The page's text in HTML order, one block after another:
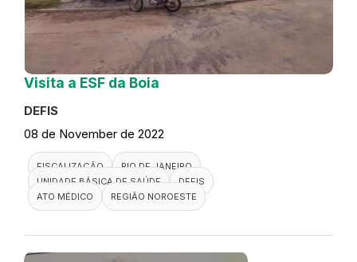
Visita a ESF da Boia
DEFIS
08 de November de 2022
FISCALIZAÇÃO
RIO DE JANEIRO
UNIDADE BÁSICA DE SAÚDE
DEFIS
ATO MÉDICO
REGIÃO NOROESTE